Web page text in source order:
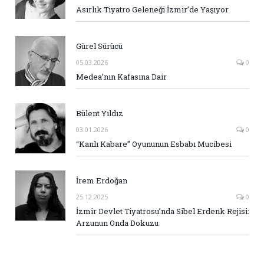
Asırlık Tiyatro Geleneği İzmir’de Yaşıyor
Gürel Sürücü
05.03.2026 0
Medea’nın Kafasına Dair
Bülent Yıldız
03.01.2026 0
“Kanlı Kabare” Oyununun Esbabı Mucibesi
İrem Erdoğan
25.12.2025 0
İzmir Devlet Tiyatrosu’nda Sibel Erdenk Rejisi:
Arzunun Onda Dokuzu